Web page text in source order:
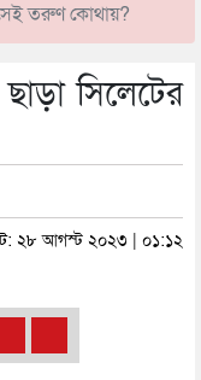
সেই তরুণ কোথায়?
সিলেটের
২৮ আগস্ট ২০২৩ | ০১:১২